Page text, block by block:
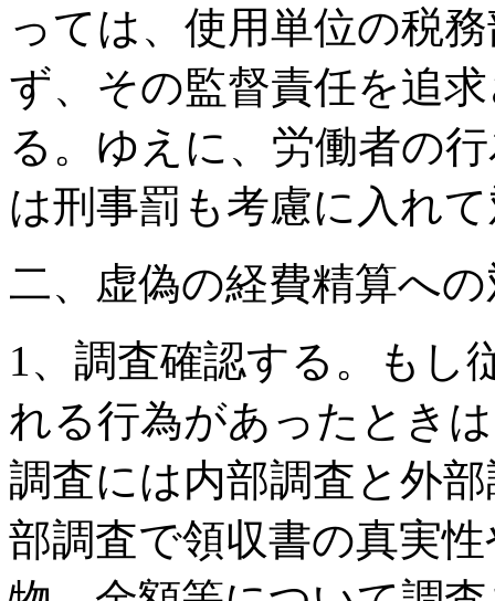
っては、使用単位の税
ず、その監督責任を追
る。ゆえに、労働者の
は刑事罰も考慮に入れ
二、虚偽の経費精算へ
1、調査確認する。もし
れる行為があったとき
調査には内部調査と外
部調査で領収書の真実